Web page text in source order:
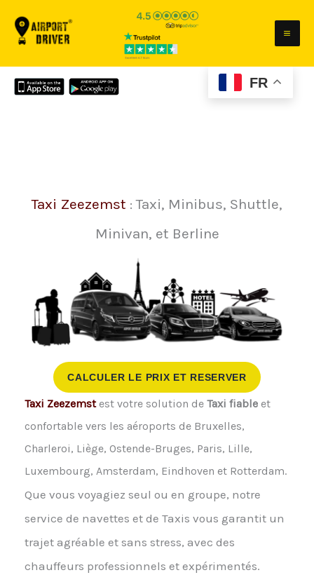
FR
Taxi Zeezemst : Taxi, Minibus, Shuttle,
Minivan, et Berline
CALCULER LE PRIX ET RESERVER
Taxi Zeezemstest votre solution de Taxi fiableet
confortable vers les aéroports de Bruxelles,
Charleroi, Liège, Ostende-Bruges, Paris, Lille,
Luxembourg, Amsterdam, Eindhoven et Rotterdam.
Que vous voyagiez seul ou en groupe, notre
service de navettes et de Taxis vous garantit un
trajet agréable et sans stress, avec des
chauffeurs professionnels et expérimentés.